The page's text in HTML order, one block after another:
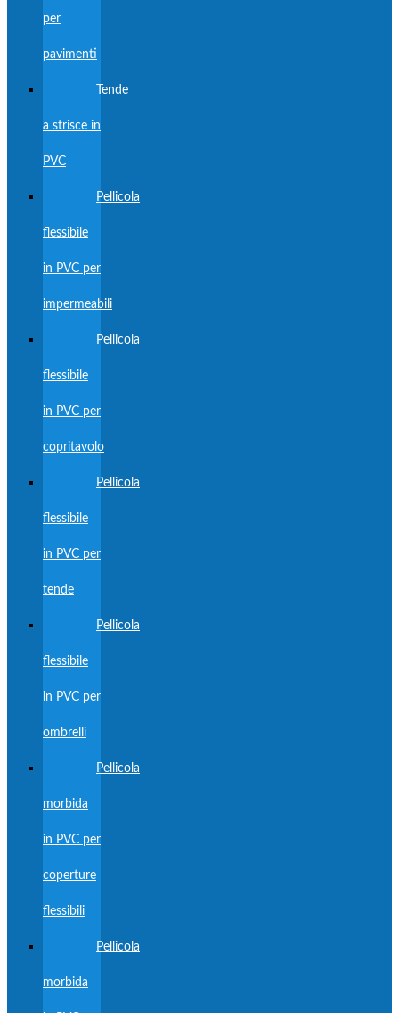
per
pavimenti
Tende
a strisce in
PVC
Pellicola
flessibile
in PVC per
impermeabili
Pellicola
flessibile
in PVC per
copritavolo
Pellicola
flessibile
in PVC per
tende
Pellicola
flessibile
in PVC per
ombrelli
Pellicola
morbida
in PVC per
coperture
flessibili
Pellicola
morbida